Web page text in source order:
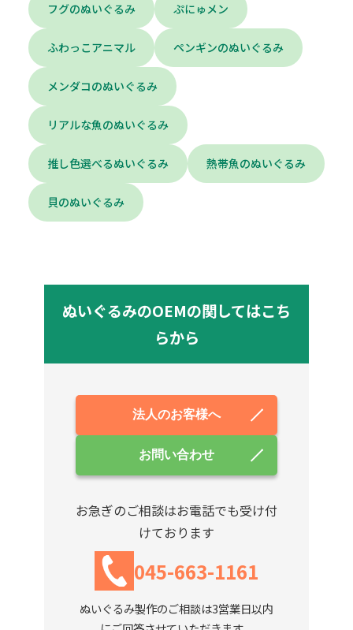
フグのぬいぐるみ ぷにゅメン
ふわっこアニマル ペンギンのぬいぐるみ
メンダコのぬいぐるみ
リアルな魚のぬいぐるみ
推し色選べるぬいぐるみ 熱帯魚のぬいぐるみ
貝のぬいぐるみ
ぬいぐるみのOEMの関してはこち
らから
法人のお客様へ
お問い合わせ
お急ぎのご相談はお電話でも受け付
けております
045-663-1161
ぬいぐるみ製作のご相談は3営業日以内